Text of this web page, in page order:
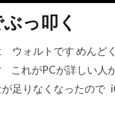
っ叩く
ウォルトです めんど
これがPCが詳しい人
が足りなくなったので